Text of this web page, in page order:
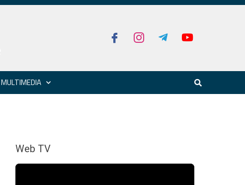
MULTIMEDIA
Web TV